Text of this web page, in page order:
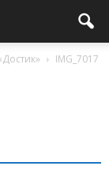
IMG_7017